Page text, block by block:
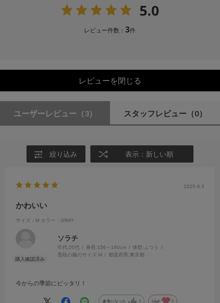
5.0
レビュー件数：3件
レビューを閉じる
ユーザーレビュー （3） スタッフレビュー （0）
絞り込み 表示：新しい順
2025.9.3
かわいい
サイズ：M カラー：GRAY
ソラチ
年代:20代 身長:156～160cm 体型:ふつう
普段の服のサイズ:M 都道府県:東京都
今からの季節にピッタリ！
参考になった 0 Like! 0